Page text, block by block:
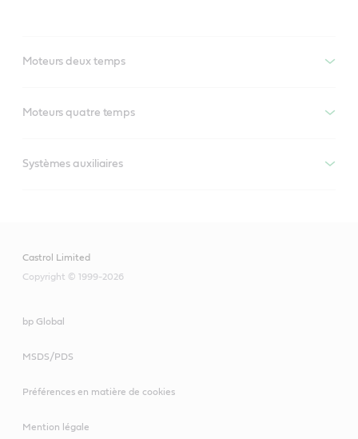
Moteurs deux temps
Moteurs quatre temps
Systèmes auxiliaires
Castrol Limited
Copyright © 1999-2026
bp Global
MSDS/PDS
Préférences en matière de cookies
Mention légale